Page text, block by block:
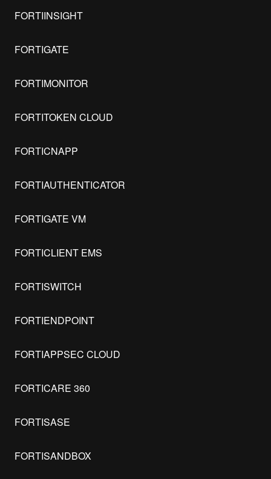
FORTIINSIGHT
FORTIGATE
FORTIMONITOR
FORTITOKEN CLOUD
FORTICNAPP
FORTIAUTHENTICATOR
FORTIGATE VM
FORTICLIENT EMS
FORTISWITCH
FORTIENDPOINT
FORTIAPPSEC CLOUD
FORTICARE 360
FORTISASE
FORTISANDBOX